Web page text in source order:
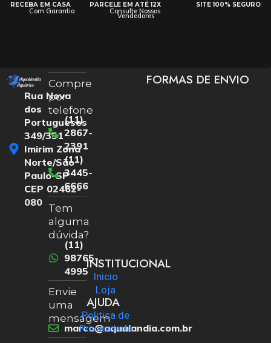
RECEBA EM CASA
Com Garantia
PARCELE EM ATÉ 12X
Consulte Nossos
Vendedores
SITE 100% SEGURO
Rua Nova
dos
Portugueses
349/351
Imirim Zona
Norte/São
Paulo-SP
CEP 02462-
080
Compre
por
telefone
(11)
2867-
2391
(11)
3445-
6666
Tem
alguma
dúvida?
(11)
98765-
4995
Envie
uma
mensagem
marco@aqualandia.com.br
INSTITUCIONAL
Inicio
Loja
AJUDA
Politica de
Privacidade
FORMAS DE ENVIO